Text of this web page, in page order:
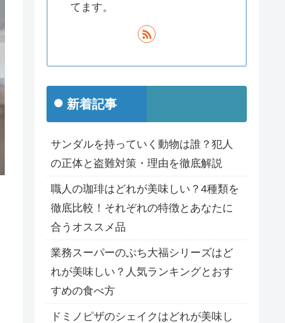
てます。
新着記事
サンダルを持っていく動物は誰？犯人
の正体と盗難対策・理由を徹底解説
職人の珈琲はどれが美味しい？4種類を
徹底比較！それぞれの特徴とあなたに
合うオススメ品
業務スーパーのぷち大福シリーズはど
れが美味しい？人気ランキングとおす
すめの食べ方
ドミノピザのシェイクはどれが美味し